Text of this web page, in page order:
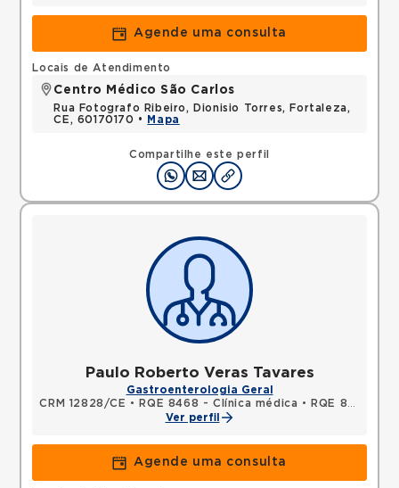
Agende uma consulta
Compartilhe este perfil
Locais de Atendimento
Centro Médico São Carlos
Rua Fotografo Ribeiro, Dionisio Torres, Fortaleza,
CE, 60170170 •
Mapa
Paulo Roberto Veras Tavares
Gastroenterologia Geral
CRM 12828/CE • RQE 8468 - Clínica médica •
RQE 8647 - Gastroenterologia
Ver perfil
Agende uma consulta